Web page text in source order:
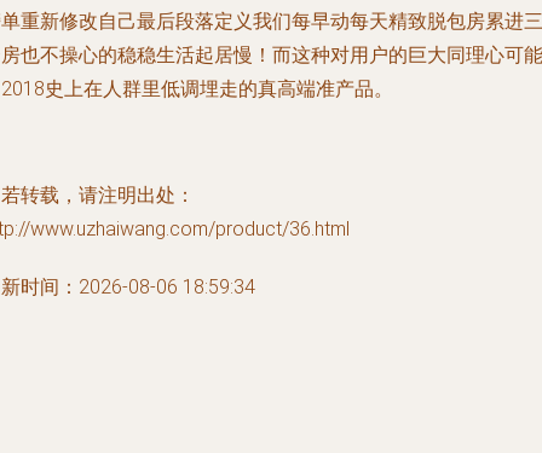
重新修改自己最后段落定义我们每早动每天精致脱包房累进三
也不操心的稳稳生活起居慢！而这种对用户的巨大同理心可能
史上在人群里低调埋走的真高端准产品。
转载，请注明出处：
www.uzhaiwang.com/product/36.html
时间：2026-08-06 18:59:34